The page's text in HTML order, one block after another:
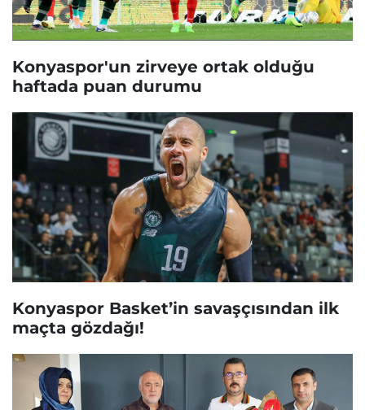
Konyaspor'un zirveye ortak olduğu
haftada puan durumu
Konyaspor Basket’in savaşçısından ilk
maçta gözdağı!